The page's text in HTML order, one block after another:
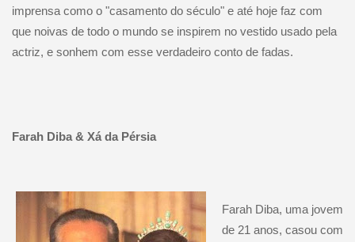
imprensa como o "casamento do século" e até hoje faz com
que noivas de todo o mundo se inspirem no vestido usado pela
actriz, e sonhem com esse verdadeiro conto de fadas.
Farah Diba & Xá da Pérsia
Farah Diba, uma jovem
de 21 anos, casou com